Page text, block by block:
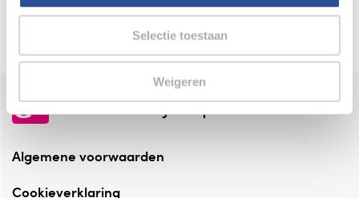
Selectie toestaan
Weigeren
Altijd onze folder bij de hand
Check onze folders ⁠bij AlleFolders.
de vriendelijke specialist
Algemene voorwaarden
Cookieverklaring